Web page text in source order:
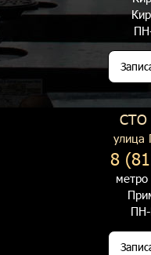
СТО
улица
8